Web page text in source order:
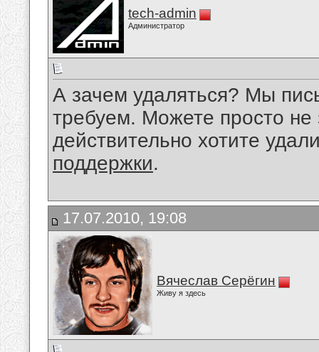
tech-admin
Администратор
А зачем удаляться? Мы
требуем. Можете просто не
действительно хотите
поддержки.
17.07.2010, 19:08
Вячеслав Серёгин
Живу я здесь